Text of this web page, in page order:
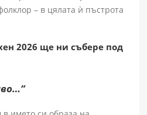
– в цялата ѝ пъстрота
2026 ще ни събере под